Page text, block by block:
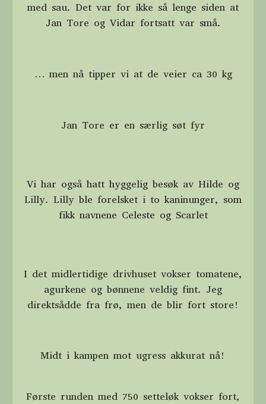
med sau. Det var for ikke så lenge siden at
Jan Tore og Vidar fortsatt var små.
… men nå tipper vi at de veier ca 30 kg
Jan Tore er en særlig søt fyr
Vi har også hatt hyggelig besøk av Hilde og
Lilly. Lilly ble forelsket i to kaninunger, som
fikk navnene Celeste og Scarlet
I det midlertidige drivhuset vokser tomatene,
agurkene og bønnene veldig fint. Jeg
direktsådde fra frø, men de blir fort store!
Midt i kampen mot ugress akkurat nå!
Første runden med 750 setteløk vokser fort,